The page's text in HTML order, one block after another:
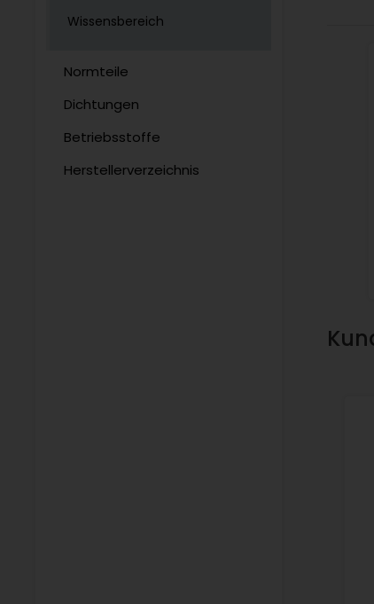
Wissensbereich
Normteile
Dichtungen
Betriebsstoffe
Herstellerverzeichnis